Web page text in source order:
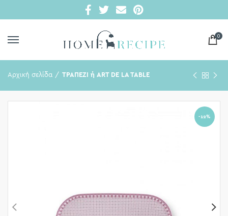
0
Αρχική σελίδα ΤΡΑΠΕΖΙ ή ART DE LA TABLE
-12%